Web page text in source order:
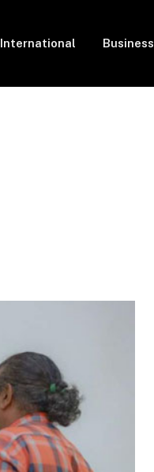
International Business